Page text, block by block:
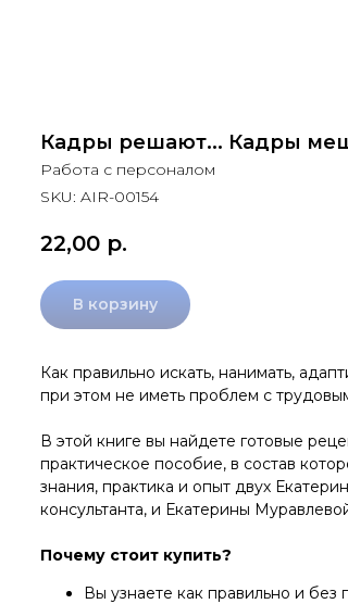
Кадры решают... Кадры
Работа с персоналом
SKU: AIR-00154
22,00 р.
В корзину
Как правильно искать, нанимать,
при этом не иметь проблем с
В этой книге вы найдете готовые
практическое пособие, в состав
знания, практика и опыт двух
консультанта, и Екатерины
Почему стоит купить?
Вы узнаете как правильно и без